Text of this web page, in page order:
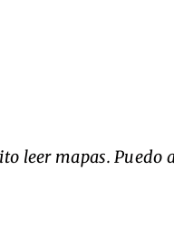
leer mapas. Puedo